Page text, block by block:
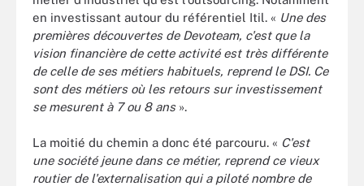
en investissant autour du référentiel Itil. « Une des
premières découvertes de Devoteam, c'est que la
vision financière de cette activité est très différente
de celle de ses métiers habituels, reprend le DSI. Ce
sont des métiers où les retours sur investissement
se mesurent à 7 ou 8 ans».
La moitié du chemin a donc été parcouru. « C'est
une société jeune dans ce métier, reprend ce vieux
routier de l'externalisation qui a piloté nombre de